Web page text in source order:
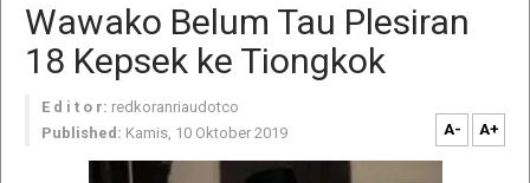
Wawako Belum Tau Plesiran
18 Kepsek ke Tiongkok
E d i t o r: redkoranriaudotco
Published: Kamis, 10 Oktober 2019 A- A+